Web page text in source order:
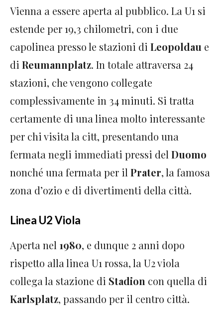
Vienna a essere aperta al pubblico. La U1 si
estende per 19,3 chilometri, con i due
capolinea presso le stazioni di Leopoldau e
di Reumannplatz. In totale attraversa 24
stazioni, che vengono collegate
complessivamente in 34 minuti. Si tratta
certamente di una linea molto interessante
per chi visita la citt, presentando una
fermata negli immediati pressi del Duomo
nonché una fermata per il Prater, la famosa
zona d’ozio e di divertimenti della città.
Linea U2 Viola
Aperta nel 1980, e dunque 2 anni dopo
rispetto alla linea U1 rossa, la U2 viola
collega la stazione di Stadion con quella di
Karlsplatz, passando per il centro città.